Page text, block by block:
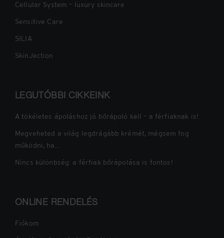
Cellular System – luxury skincare
Sensitive Care
SILIA
SkinJection
LEGUTÓBBI CIKKEINK
A tökéletes ápoláshoz jó bőrápoló kell – a férfiaknak is!
Megveheted a világ legdrágább krémét, mégsem fog
működni, ha…
Nincs különbség: a férfiak bőrápolása is fontos!
ONLINE RENDELÉS
Fiókom